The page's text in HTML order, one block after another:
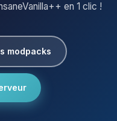
en 1 clic !
modpacks